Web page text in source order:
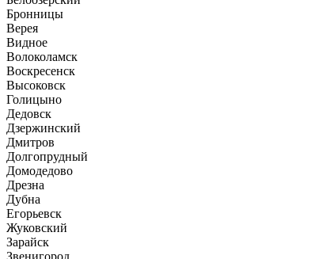
Бронницы
Верея
Видное
Волоколамск
Воскресенск
Высоковск
Голицыно
Дедовск
Дзержинский
Дмитров
Долгопрудный
Домодедово
Дрезна
Дубна
Егорьевск
Жуковский
Зарайск